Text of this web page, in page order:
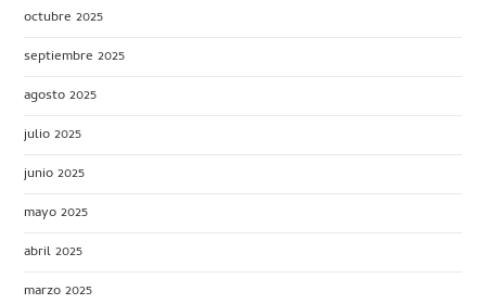
octubre 2025
septiembre 2025
agosto 2025
julio 2025
junio 2025
mayo 2025
abril 2025
marzo 2025